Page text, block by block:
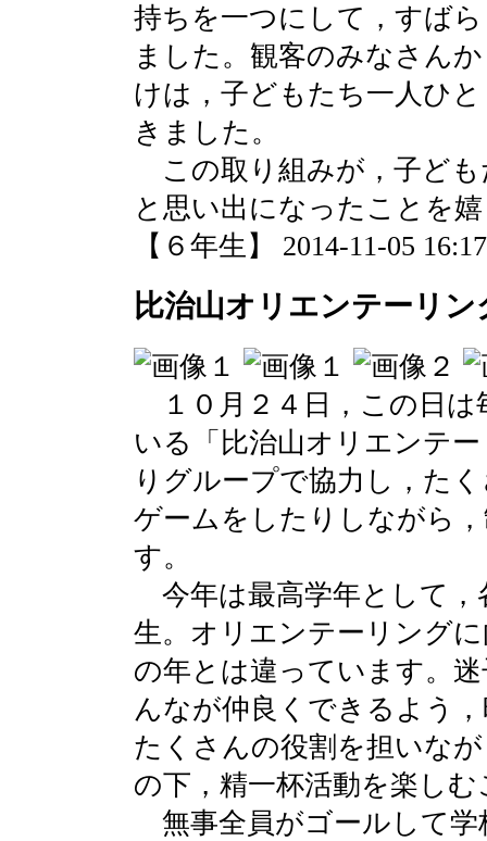
持ちを一つにして，すば
ました。観客のみなさん
けは，子どもたち一人ひ
きました。
この取り組みが，子ど
と思い出になったことを
【６年生】 2014-11-05
比治山オリエンテーリン
１０月２４日，この日は
いる「比治山オリエンテ
りグループで協力し，た
ゲームをしたりしながら
す。
今年は最高学年として，
生。オリエンテーリング
の年とは違っています。
んなが仲良くできるよう
たくさんの役割を担いな
の下，精一杯活動を楽し
無事全員がゴールして学